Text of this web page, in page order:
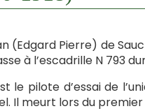
(Edgard Pierre) de
à l’escadrille N 793
le pilote d’essai de
Il meurt lors du premier